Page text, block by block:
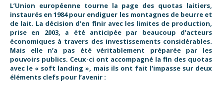
L’Union européenne tourne la page des quotas laitiers,
instaurés en 1984 pour endiguer les montagnes de beurre et
de lait. La décision d’en finir avec les limites de production,
prise en 2003, a été anticipée par beaucoup d’acteurs
économiques à travers des investissements considérables.
Mais elle n’a pas été véritablement préparée par les
pouvoirs publics. Ceux-ci ont accompagné la fin des quotas
avec le « soft landing », mais ils ont fait l’impasse sur deux
éléments clefs pour l’avenir :